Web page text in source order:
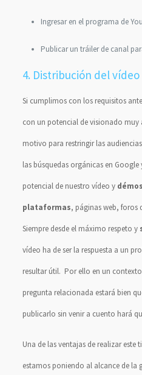
Ingresar en el programa de
Publicar un tráiler de canal
4. Distribución del vídeo
Si cumplimos con los requisitos
con un potencial de visionado
motivo para restringir las
las búsquedas orgánicas en
potencial de nuestro vídeo y
plataformas, páginas web, foros
Siempre desde el máximo respeto y
vídeo ha de ser la respuesta a un
resultar útil. Por ello en un
pregunta relacionada estará bien
publicarlo sin venir a cuento hará
Una de las ventajas de realizar este
estamos poniendo al alcance de la